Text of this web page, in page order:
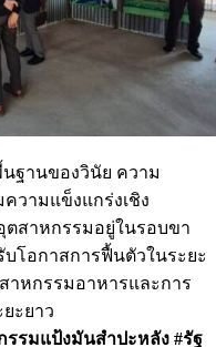
ฐานของวินัย ความ
วามแข็งแกร่งเชิง
ตสาหกรรมอยู่ในรอบขา
โอกาสการฟื้นตัวในระยะ
าหกรรมอาหารและการ
ะยาว
รรมแป้งมันสำปะหลัง #รัฐ